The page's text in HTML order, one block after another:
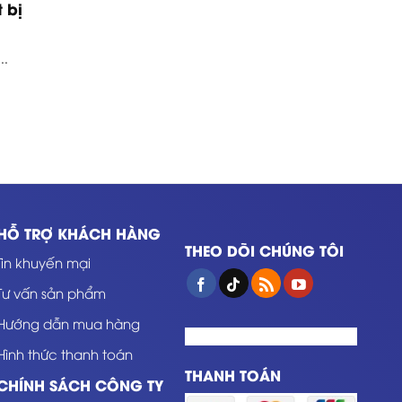
bị
TRỢ KHÁCH HÀNG
khuyến mại
vấn sản phẩm
dẫn mua hàng
thức thanh toán
SÁCH CÔNG TY
THEO DÕI CHÚNG TÔI
THANH TOÁN